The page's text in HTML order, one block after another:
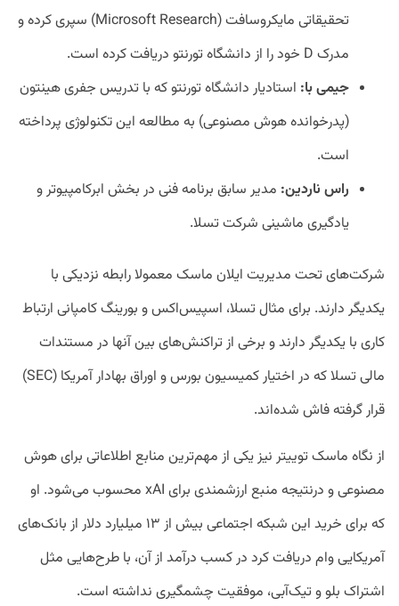
تحقیقاتی مایکروسافت (Microsoft Research) سپری کرده و
مدرک D خود را از دانشگاه تورنتو دریافت کرده است.
جیمی با: استادیار دانشگاه تورنتو که با تدریس جفری هینتون
(پدرخوانده هوش مصنوعی) به مطالعه این تکنولوژی پرداخته
است.
راس ناردین: مدیر سابق برنامه فنی در بخش ابرکامپیوتر و
یادگیری ماشینی شرکت تسلا.
شرکت‌های تحت مدیریت ایلان ماسک معمولا رابطه نزدیکی با
یکدیگر دارند. برای مثال تسلا، اسپیس‌اکس و بورینگ کامپانی ارتباط
کاری با یکدیگر دارند و برخی از تراکنش‌های بین آنها در مستندات
مالی تسلا که در اختیار کمیسیون بورس و اوراق بهادار آمریکا (SEC)
قرار گرفته فاش شده‌اند.
از نگاه ماسک توییتر نیز یکی از مهم‌ترین منابع اطلاعاتی برای هوش
مصنوعی و درنتیجه منبع ارزشمندی برای xAI محسوب می‌شود. او
که برای خرید این شبکه اجتماعی بیش از ۱۳ میلیارد دلار از بانک‌های
آمریکایی وام دریافت کرد در کسب درآمد از آن، با طرح‌هایی مثل
اشتراک بلو و تیک‌آبی، موفقیت چشمگیری نداشته است.